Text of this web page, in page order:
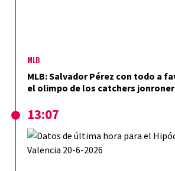
MLB
MLB: Salvador Pérez con todo a
el olimpo de los catchers
13:07